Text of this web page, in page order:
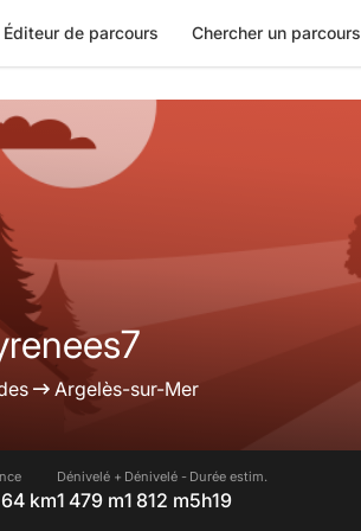
Éditeur de parcours Chercher un parcours
Argelès-sur-Mer
km
Dénivelé +
1 479 m
Dénivelé -
1 812 m
Durée estim.
5h19